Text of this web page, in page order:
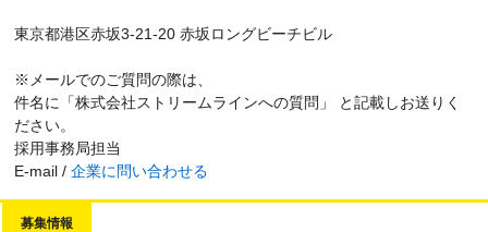
東京都港区赤坂3-21-20 赤坂ロングビーチビル
※メールでのご質問の際は、
件名に「株式会社ストリームラインへの質問」 と記載しお送りく
ださい。
採用事務局担当
E-mail / 企業に問い合わせる
募集情報